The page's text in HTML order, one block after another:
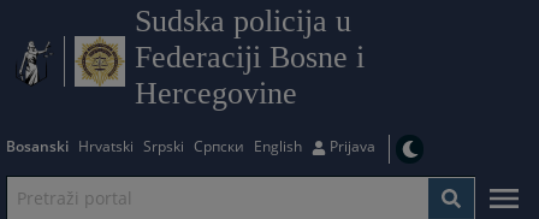
Sudska policija u
Federaciji Bosne i
Hercegovine
Bosanski Hrvatski Srpski Српски English Prijava